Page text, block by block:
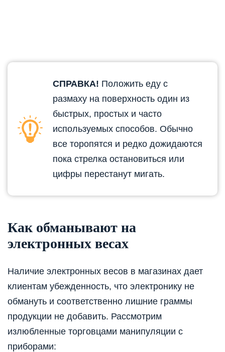
СПРАВКА! Положить еду с
размаху на поверхность один из
быстрых, простых и часто
используемых способов. Обычно
все торопятся и редко дожидаются
пока стрелка остановиться или
цифры перестанут мигать.
Как обманывают на
электронных весах
Наличие электронных весов в магазинах дает
клиентам убежденность, что электронику не
обмануть и соответственно лишние граммы
продукции не добавить. Рассмотрим
излюбленные торговцами манипуляции с
приборами: